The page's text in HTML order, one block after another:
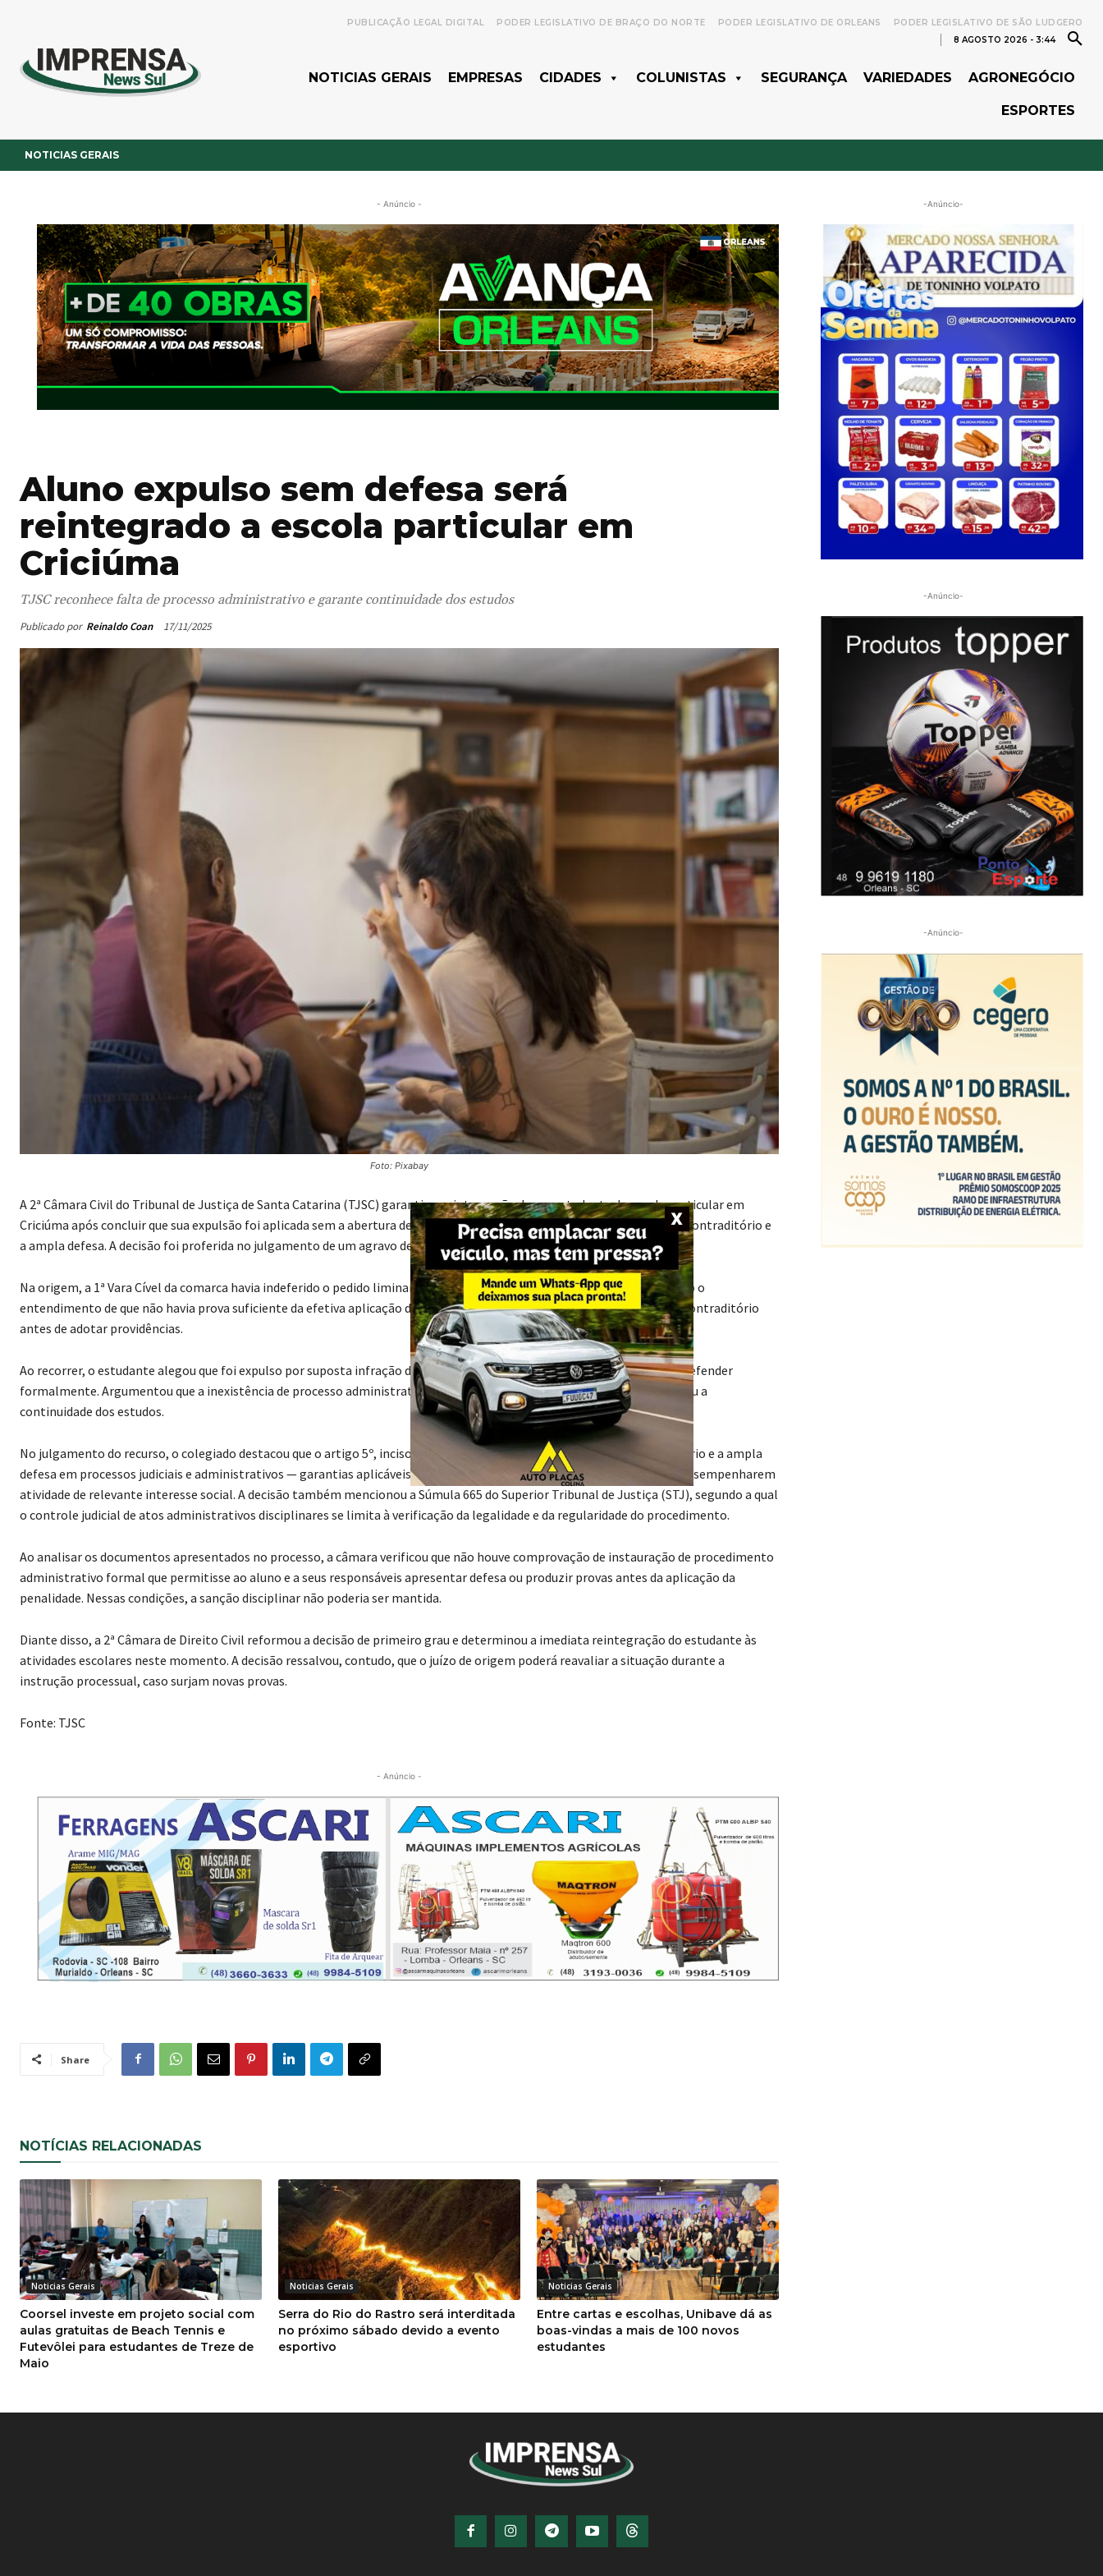
PUBLICAÇÃO LEGAL DIGITAL PODER LEGISLATIVO DE BRAÇO DO NORTE PODER LEGISLATIVO DE ORLEANS
PODER LEGISLATIVO DE SÃO LUDGERO
8 AGOSTO 2026 - 3:44
NOTICIAS GERAIS EMPRESAS CIDADES COLUNISTAS SEGURANÇA VARIEDADES AGRONEGÓCIO
ESPORTES
NOTICIAS GERAIS
- Anúncio -
Aluno expulso sem defesa será
reintegrado a escola particular em
Criciúma
TJSC reconhece falta de processo administrativo e garante continuidade dos estudos
Publicado por Reinaldo Coan 17/11/2025
Foto: Pixabay
A 2ª Câmara Civil do Tribunal de Justiça de Santa Catarina (TJSC) garantiu a reintegração de um estudante de escola particular em
Criciúma após concluir que sua expulsão foi aplicada sem a abertura de procedimento administrativo que assegurasse o contraditório e
a ampla defesa. A decisão foi proferida no julgamento de um agravo de instrumento interposto pelo aluno.
Na origem, a 1ª Vara Cível da comarca havia indeferido o pedido liminar que buscava suspender os efeitos da expulsão, sob o
entendimento de que não havia prova suficiente da efetiva aplicação da medida e de que seria necessário oportunizar o contraditório
antes de adotar providências.
Ao recorrer, o estudante alegou que foi expulso por suposta infração disciplinar, sem ter recebido a oportunidade de se defender
formalmente. Argumentou que a inexistência de processo administrativo violou seus direitos constitucionais e prejudicou a
continuidade dos estudos.
No julgamento do recurso, o colegiado destacou que o artigo 5º, inciso LV, da Constituição Federal assegura o contraditório e a ampla
defesa em processos judiciais e administrativos — garantias aplicáveis também às instituições privadas de ensino, por desempenharem
atividade de relevante interesse social. A decisão também mencionou a Súmula 665 do Superior Tribunal de Justiça (STJ), segundo a qual
o controle judicial de atos administrativos disciplinares se limita à verificação da legalidade e da regularidade do procedimento.
Ao analisar os documentos apresentados no processo, a câmara verificou que não houve comprovação de instauração de procedimento
administrativo formal que permitisse ao aluno e a seus responsáveis apresentar defesa ou produzir provas antes da aplicação da
penalidade. Nessas condições, a sanção disciplinar não poderia ser mantida.
Diante disso, a 2ª Câmara de Direito Civil reformou a decisão de primeiro grau e determinou a imediata reintegração do estudante às
atividades escolares neste momento. A decisão ressalvou, contudo, que o juízo de origem poderá reavaliar a situação durante a
instrução processual, caso surjam novas provas.
Fonte: TJSC
- Anúncio -
Share
NOTÍCIAS RELACIONADAS
Noticias Gerais
Coorsel investe em projeto social com
aulas gratuitas de Beach Tennis e
Futevôlei para estudantes de Treze de
Maio
Noticias Gerais
Serra do Rio do Rastro será interditada
no próximo sábado devido a evento
esportivo
Noticias Gerais
Entre cartas e escolhas, Unibave dá as
boas-vindas a mais de 100 novos
estudantes
-Anúncio-
-Anúncio-